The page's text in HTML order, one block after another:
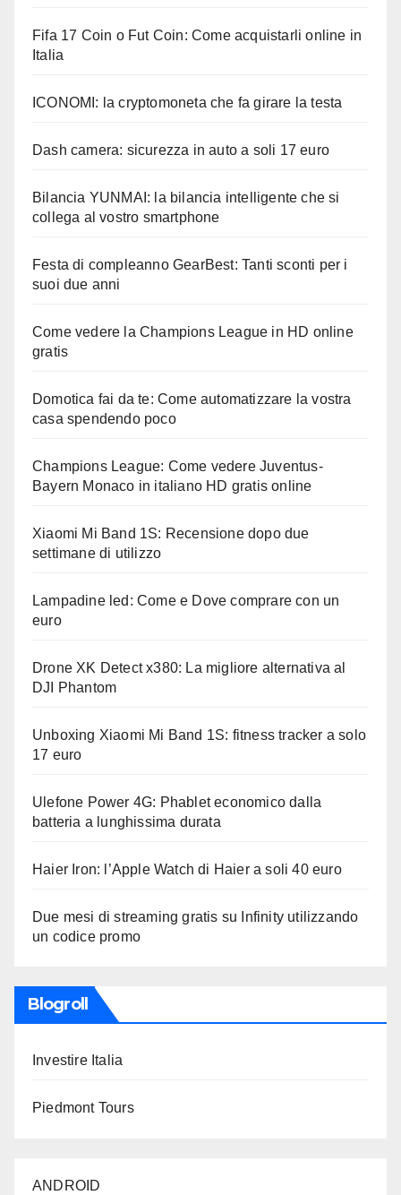
Fifa 17 Coin o Fut Coin: Come acquistarli online in
Italia
ICONOMI: la cryptomoneta che fa girare la testa
Dash camera: sicurezza in auto a soli 17 euro
Bilancia YUNMAI: la bilancia intelligente che si
collega al vostro smartphone
Festa di compleanno GearBest: Tanti sconti per i
suoi due anni
Come vedere la Champions League in HD online
gratis
Domotica fai da te: Come automatizzare la vostra
casa spendendo poco
Champions League: Come vedere Juventus-
Bayern Monaco in italiano HD gratis online
Xiaomi Mi Band 1S: Recensione dopo due
settimane di utilizzo
Lampadine led: Come e Dove comprare con un
euro
Drone XK Detect x380: La migliore alternativa al
DJI Phantom
Unboxing Xiaomi Mi Band 1S: fitness tracker a solo
17 euro
Ulefone Power 4G: Phablet economico dalla
batteria a lunghissima durata
Haier Iron: l’Apple Watch di Haier a soli 40 euro
Due mesi di streaming gratis su Infinity utilizzando
un codice promo
Blogroll
Investire Italia
Piedmont Tours
ANDROID